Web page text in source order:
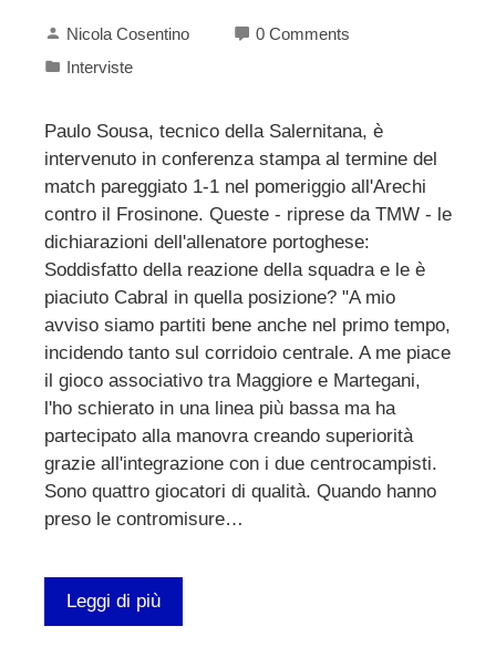
Nicola Cosentino
0 Comments
Interviste
Paulo Sousa, tecnico della Salernitana, è
intervenuto in conferenza stampa al termine del
match pareggiato 1-1 nel pomeriggio all'Arechi
contro il Frosinone. Queste - riprese da TMW - le
dichiarazioni dell'allenatore portoghese:
Soddisfatto della reazione della squadra e le è
piaciuto Cabral in quella posizione? "A mio
avviso siamo partiti bene anche nel primo tempo,
incidendo tanto sul corridoio centrale. A me piace
il gioco associativo tra Maggiore e Martegani,
l'ho schierato in una linea più bassa ma ha
partecipato alla manovra creando superiorità
grazie all'integrazione con i due centrocampisti.
Sono quattro giocatori di qualità. Quando hanno
preso le contromisure…
Leggi di più